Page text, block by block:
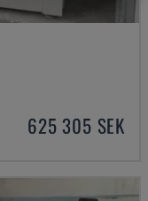
625 305 SEK